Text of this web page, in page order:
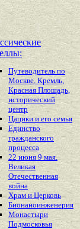
Путеводитель по
Москве. Кремль,
Красная Площадь,
исторический
центр
Цацики и его семья
Единство
гражданского
процесса
22 июня 9 мая.
Великая
Отечественная
война
Храм и Церковь
Бионаноинженерия
Монастыри
Подмосковья